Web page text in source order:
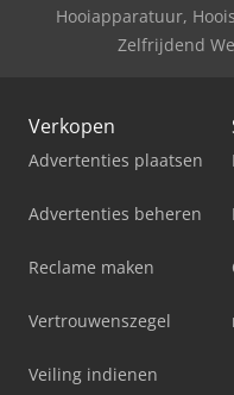
Hooiapparatuur,
Zelfrijdend
Verkopen
Advertenties plaatsen
Advertenties beheren
Reclame maken
Vertrouwenszegel
Veiling indienen